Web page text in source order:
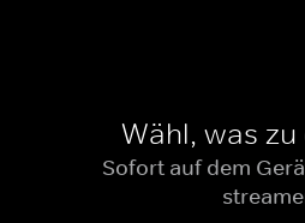
Wähl, was
Sofort auf dem